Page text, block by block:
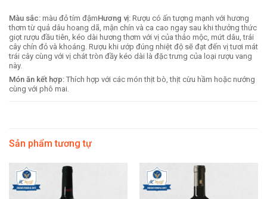
Màu sắc: màu đỏ tím đậmHương vị: Rượu có ấn tượng mạnh với hương
thơm từ quả dâu hoang dã, mận chín và ca cao ngay sau khi thưởng thức
giọt rượu đầu tiên, kéo dài hương thơm với vị của thảo mộc, mứt dâu, trái
cây chín đỏ và khoáng. Rượu khi ướp đúng nhiệt độ sẽ đạt đến vị tươi mát
trái cây cùng với vị chát tròn đầy kéo dài là đặc trưng của loại rượu vang
này.
Món ăn kết hợp: Thích hợp với các món thịt bò, thịt cừu hầm hoặc nướng
cùng với phô mai.
Sản phẩm tương tự